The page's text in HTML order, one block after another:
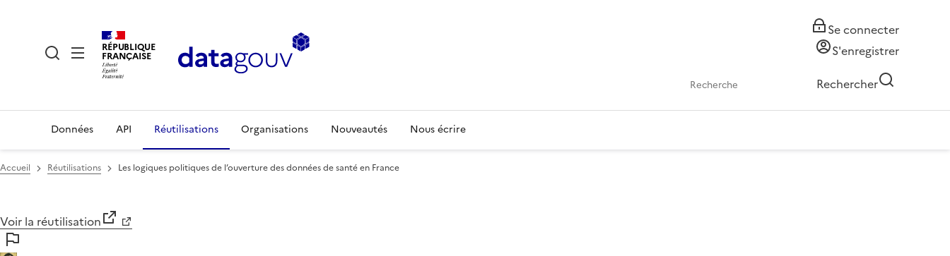
RÉPUBLIQUE
FRANÇAISE
Se connecter
S'enregistrer
Rechercher
Données API Réutilisations Organisations Nouveautés Nous écrire
Accueil Réutilisations Les logiques politiques de l’ouverture des données de santé en France
Voir la réutilisation